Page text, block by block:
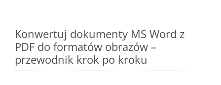
Konwertuj dokumenty MS Word z
PDF do formatów obrazów –
przewodnik krok po kroku